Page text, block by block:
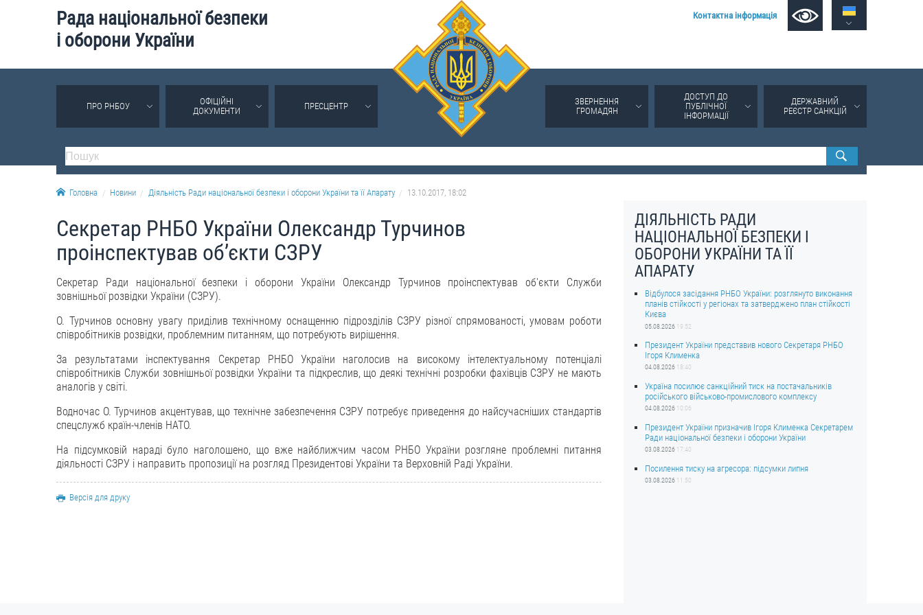
Рада національної безпеки
і оборони України
Контактна інформація
ПРО РНБОУ
ОФІЦІЙНІ
ДОКУМЕНТИ
ПРЕСЦЕНТР
ЗВЕРНЕННЯ
ГРОМАДЯН
ДОСТУП ДО
ПУБЛІЧНОЇ
ІНФОРМАЦІЇ
ДЕРЖАВНИЙ
РЕЄСТР САНКЦІЙ
Головна Новини Діяльність Ради національної безпеки і оборони України та її Апарату 13.10.2017, 18:02
Секретар РНБО України Олександр Турчинов
проінспектував об’єкти СЗРУ
Секретар Ради національної безпеки і оборони України Олександр Турчинов проінспектував об'єкти Служби
зовнішньої розвідки України (СЗРУ).
О. Турчинов основну увагу приділив технічному оснащенню підрозділів СЗРУ різної спрямованості, умовам роботи
співробітників розвідки, проблемним питанням, що потребують вирішення.
За результатами інспектування Секретар РНБО України наголосив на високому інтелектуальному потенціалі
співробітників Служби зовнішньої розвідки України та підкреслив, що деякі технічні розробки фахівців СЗРУ не мають
аналогів у світі.
Водночас О. Турчинов акцентував, що технічне забезпечення СЗРУ потребує приведення до найсучасніших стандартів
спецслужб країн-членів НАТО.
На підсумковій нараді було наголошено, що вже найближчим часом РНБО України розгляне проблемні питання
діяльності СЗРУ і направить пропозиції на розгляд Президентові України та Верховній Раді України.
Версія для друку
ДІЯЛЬНІСТЬ РАДИ
НАЦІОНАЛЬНОЇ БЕЗПЕКИ І
ОБОРОНИ УКРАЇНИ ТА ЇЇ
АПАРАТУ
Відбулося засідання РНБО України: розглянуто виконання
планів стійкості у регіонах та затверджено план стійкості
Києва
05.08.2026 19:52
Президент України представив нового Секретаря РНБО
Ігоря Клименка
04.08.2026 18:40
Україна посилює санкційний тиск на постачальників
російського військово-промислового комплексу
04.08.2026 10:06
Президент України призначив Ігоря Клименка Секретарем
Ради національної безпеки і оборони України
03.08.2026 17:40
Посилення тиску на агресора: підсумки липня
03.08.2026 11:50